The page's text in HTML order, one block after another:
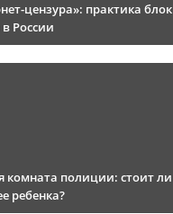
цензура»: практика
России
комната полиции: стоит ли
ребенка?